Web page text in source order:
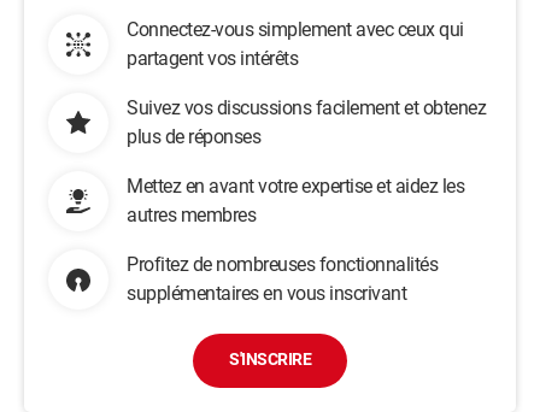
Connectez-vous simplement avec ceux qui
partagent vos intérêts
Suivez vos discussions facilement et obtenez
plus de réponses
Mettez en avant votre expertise et aidez les
autres membres
Profitez de nombreuses fonctionnalités
supplémentaires en vous inscrivant
S'INSCRIRE